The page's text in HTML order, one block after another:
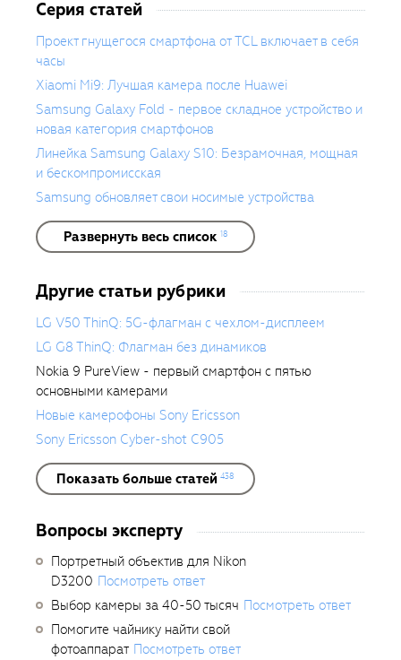
Серия статей
Проект гнущегося смартфона от TCL включает в себя
часы
Xiaomi Mi9: Лучшая камера после Huawei
Samsung Galaxy Fold - первое складное устройство и
новая категория смартфонов
Линейка Samsung Galaxy S10: Безрамочная, мощная
и бескомпромисская
Samsung обновляет свои носимые устройства
Развернуть весь список 18
Другие статьи рубрики
LG V50 ThinQ: 5G-флагман с чехлом-дисплеем
LG G8 ThinQ: Флагман без динамиков
Nokia 9 PureView - первый смартфон с пятью
основными камерами
Новые камерофоны Sony Ericsson
Sony Ericsson Cyber-shot C905
Показать больше статей 438
Вопросы эксперту
Портретный объектив для Nikon
D3200 Посмотреть ответ
Выбор камеры за 40-50 тысяч Посмотреть ответ
Помогите чайнику найти свой
фотоаппарат Посмотреть ответ